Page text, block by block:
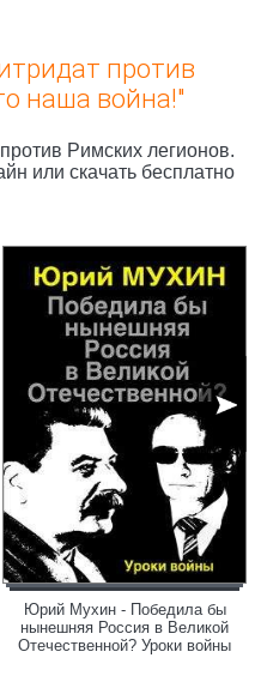
против
наша война!"
Римских легионов.
или скачать бесплатно
Юрий Мухин - Победила бы
нынешняя Россия в Великой
Отечественной? Уроки войны